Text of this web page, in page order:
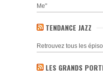
Me"
TENDANCE JAZZ
Retrouvez tous les
LES GRANDS